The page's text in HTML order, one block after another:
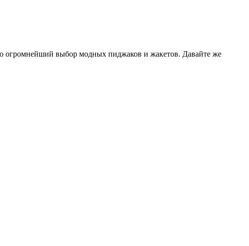
огромнейший выбор модных пиджаков и жакетов. Давайте же